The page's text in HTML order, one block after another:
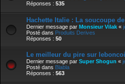
Réponses : 535
Hachette Italie : La soucoupe
Dernier message par Monsieur Vilak «
Posté dans Produits Derives
Réponses : 50
Le meilleur du pire sur
Dernier message par Super Shogun «
Posté dans Blabla
Réponses : 563